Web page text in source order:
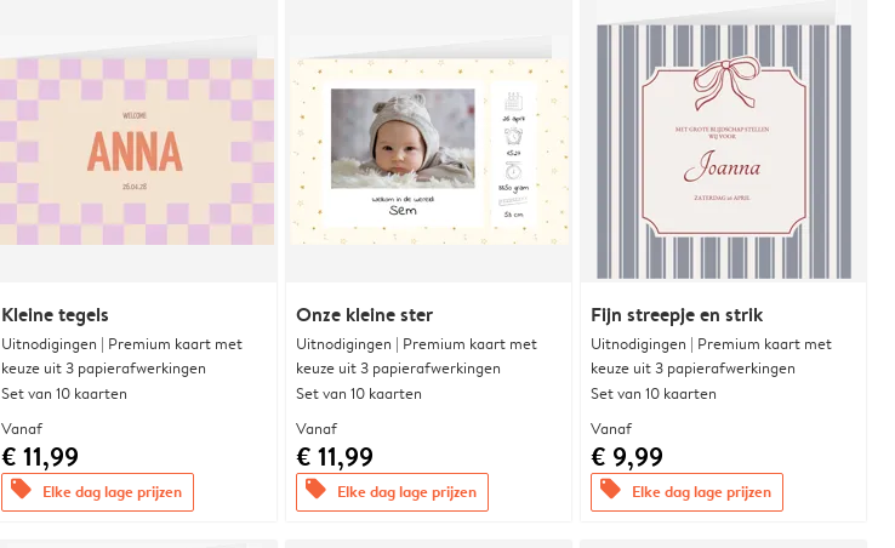
Kleine tegels
Uitnodigingen | Premium kaart met
keuze uit 3 papierafwerkingen
Set van 10 kaarten
Vanaf
€ 11,99
offers Elke dag lage prijzen
Onze kleine ster
Uitnodigingen | Premium kaart met
keuze uit 3 papierafwerkingen
Set van 10 kaarten
Vanaf
€ 11,99
offers Elke dag lage prijzen
Fijn streepje en strik
Uitnodigingen | Premium kaart met
keuze uit 3 papierafwerkingen
Set van 10 kaarten
Vanaf
€ 9,99
offers Elke dag lage prijzen